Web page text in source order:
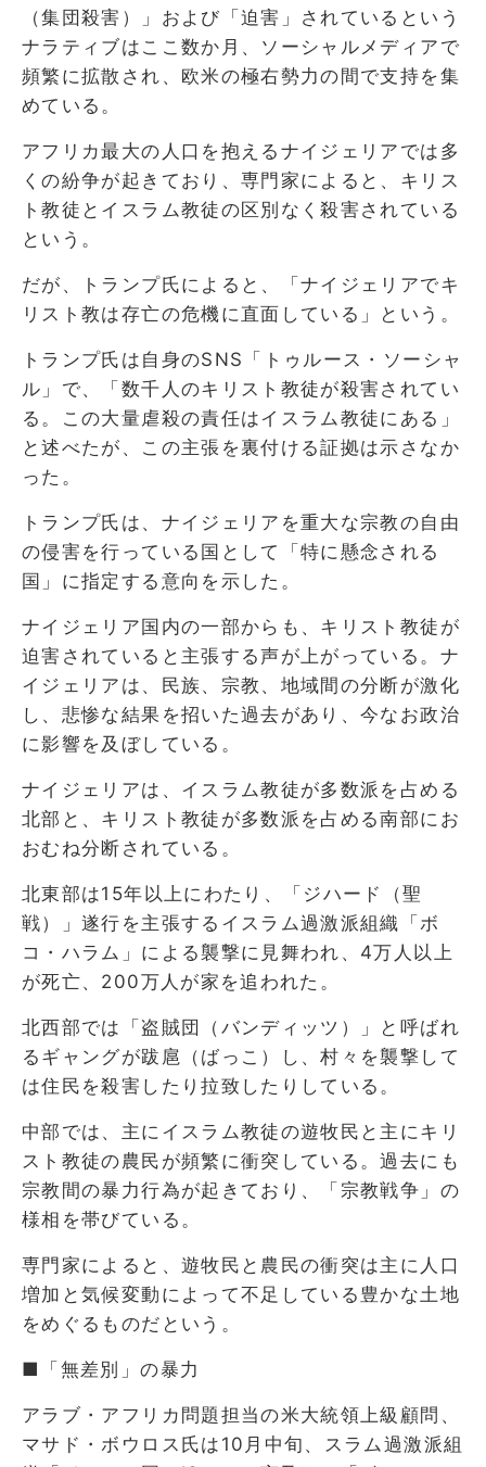
（集団殺害）」および「迫害」されているという
ナラティブはここ数か月、ソーシャルメディアで
頻繁に拡散され、欧米の極右勢力の間で支持を集
めている。
アフリカ最大の人口を抱えるナイジェリアでは多
くの紛争が起きており、専門家によると、キリス
ト教徒とイスラム教徒の区別なく殺害されている
という。
だが、トランプ氏によると、「ナイジェリアでキ
リスト教は存亡の危機に直面している」という。
トランプ氏は自身のSNS「トゥルース・ソーシャ
ル」で、「数千人のキリスト教徒が殺害されてい
る。この大量虐殺の責任はイスラム教徒にある」
と述べたが、この主張を裏付ける証拠は示さなか
った。
トランプ氏は、ナイジェリアを重大な宗教の自由
の侵害を行っている国として「特に懸念される
国」に指定する意向を示した。
ナイジェリア国内の一部からも、キリスト教徒が
迫害されていると主張する声が上がっている。ナ
イジェリアは、民族、宗教、地域間の分断が激化
し、悲惨な結果を招いた過去があり、今なお政治
に影響を及ぼしている。
ナイジェリアは、イスラム教徒が多数派を占める
北部と、キリスト教徒が多数派を占める南部にお
おむね分断されている。
北東部は15年以上にわたり、「ジハード（聖
戦）」遂行を主張するイスラム過激派組織「ボ
コ・ハラム」による襲撃に見舞われ、4万人以上
が死亡、200万人が家を追われた。
北西部では「盗賊団（バンディッツ）」と呼ばれ
るギャングが跋扈（ばっこ）し、村々を襲撃して
は住民を殺害したり拉致したりしている。
中部では、主にイスラム教徒の遊牧民と主にキリ
スト教徒の農民が頻繁に衝突している。過去にも
宗教間の暴力行為が起きており、「宗教戦争」の
様相を帯びている。
専門家によると、遊牧民と農民の衝突は主に人口
増加と気候変動によって不足している豊かな土地
をめぐるものだという。
■「無差別」の暴力
アラブ・アフリカ問題担当の米大統領上級顧問、
マサド・ボウロス氏は10月中旬、スラム過激派組